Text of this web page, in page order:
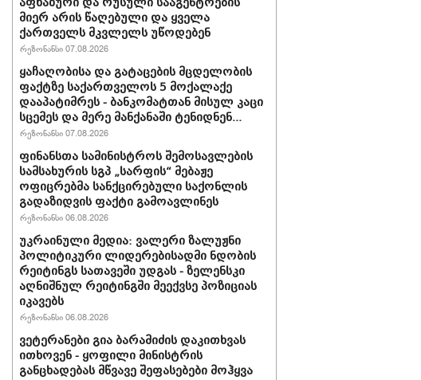
მიერ არის წაღებული და ყველა
ქართველს მკვლელს უწოდებენ
რეზონანსი 07.08.2026
ყაჩაღობისა და გატაცების მცდელობის
ფაქტზე საქართველოს 5 მოქალაქე
დააპატიმრეს - ბანკომატთან მისულ კაცი
სცემეს და მერე მანქანაში ტენიდნენ...
რეზონანსი 07.08.2026
ფინანსთა სამინისტროს შემოსავლების
სამსახურის სგპ „სარფის“ მებაჟე
ოფიცრებმა სანქცირებული საქონლის
გადაზიდვის ფაქტი გამოავლინეს
რეზონანსი 06.08.2026
უკრაინული მედია: ვალერი ზალუჟნი
პოლიტიკური ლიდერებისადმი ნდობის
რეიტინგს სათავეში უდგას - ზელენსკი
აღნიშნულ რეიტინგში მეექვსე პოზიციას
იკავებს
რეზონანსი 06.08.2026
ვეტერანები გია ბარამიძის დაკითხვას
ითხოვენ - ყოფილი მინისტრის
განცხადებას მწვავე შეფასებები მოჰყვა